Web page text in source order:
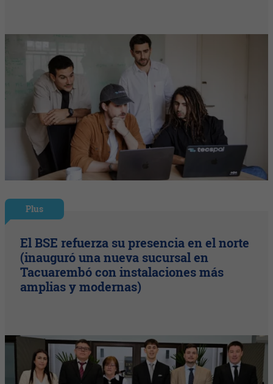
Plus
El BSE refuerza su presencia en el norte
(inauguró una nueva sucursal en
Tacuarembó con instalaciones más
amplias y modernas)